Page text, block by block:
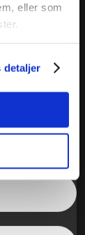
eller som
detaljer